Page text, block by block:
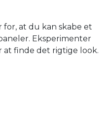
at du kan skabe et
Eksperimenter
at finde det rigtige look.